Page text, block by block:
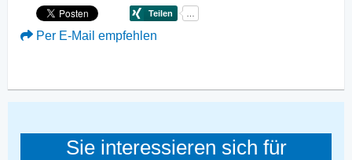
Per E-Mail empfehlen
Sie interessieren sich für